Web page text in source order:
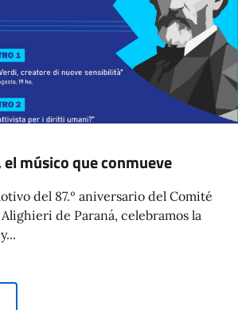
el músico que conmueve
del 87.º aniversario del Comité
de Paraná, celebramos la
el músico que conmueve